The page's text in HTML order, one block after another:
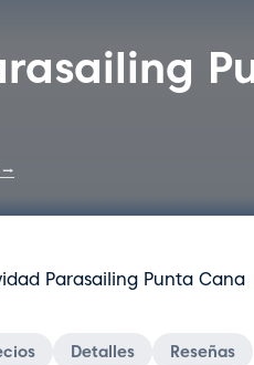
⭢
Detalles Reseñas